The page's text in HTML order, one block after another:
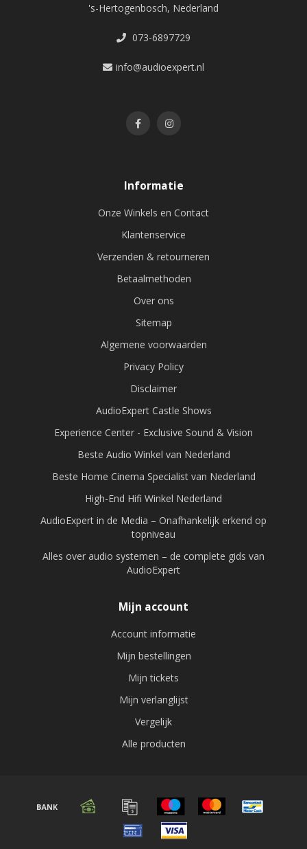
's-Hertogenbosch, Nederland
073-6897729
info@audioexpert.nl
Informatie
Onze Winkels en Contact
Klantenservice
Verzenden & retourneren
Betaalmethoden
Over ons
Sitemap
Algemene voorwaarden
Privacy Policy
Disclaimer
AudioExpert Castle Shows
Experience Center - Exclusive Sound & Vision
Beste Audio Winkel van Nederland
Beste Home Cinema Specialist van Nederland
High-End Hifi Winkel Nederland
AudioExpert in de Media – Onafhankelijk erkend op
topniveau
Alles over audio systemen – de complete gids van
AudioExpert
Mijn account
Account informatie
Mijn bestellingen
Mijn tickets
Mijn verlanglijst
Vergelijk
Alle producten